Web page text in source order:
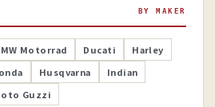
BY MAKER
Motorrad Ducati
Harley
Husqvarna
Indian
Guzzi